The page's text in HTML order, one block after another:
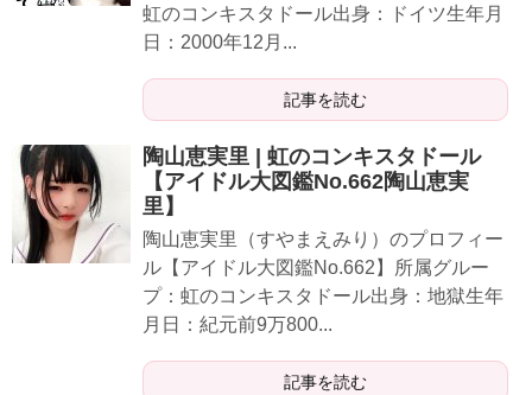
虹のコンキスタドール出身：ドイツ生年月
日：2000年12月...
記事を読む
陶山恵実里 | 虹のコンキスタドール
【アイドル大図鑑No.662陶山恵実
里】
陶山恵実里（すやまえみり）のプロフィー
ル【アイドル大図鑑No.662】所属グルー
プ：虹のコンキスタドール出身：地獄生年
月日：紀元前9万800...
記事を読む